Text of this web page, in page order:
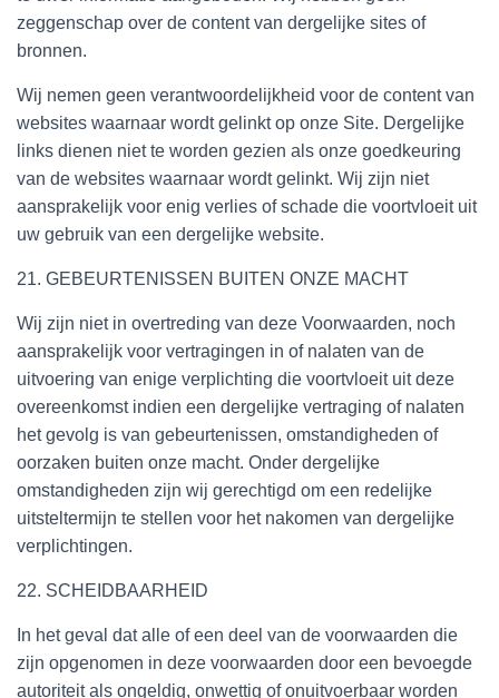
zeggenschap over de content van dergelijke sites of
bronnen.
Wij nemen geen verantwoordelijkheid voor de content van
websites waarnaar wordt gelinkt op onze Site. Dergelijke
links dienen niet te worden gezien als onze goedkeuring
van de websites waarnaar wordt gelinkt. Wij zijn niet
aansprakelijk voor enig verlies of schade die voortvloeit uit
uw gebruik van een dergelijke website.
21. GEBEURTENISSEN BUITEN ONZE MACHT
Wij zijn niet in overtreding van deze Voorwaarden, noch
aansprakelijk voor vertragingen in of nalaten van de
uitvoering van enige verplichting die voortvloeit uit deze
overeenkomst indien een dergelijke vertraging of nalaten
het gevolg is van gebeurtenissen, omstandigheden of
oorzaken buiten onze macht. Onder dergelijke
omstandigheden zijn wij gerechtigd om een redelijke
uitsteltermijn te stellen voor het nakomen van dergelijke
verplichtingen.
22. SCHEIDBAARHEID
In het geval dat alle of een deel van de voorwaarden die
zijn opgenomen in deze voorwaarden door een bevoegde
autoriteit als ongeldig, onwettig of onuitvoerbaar worden